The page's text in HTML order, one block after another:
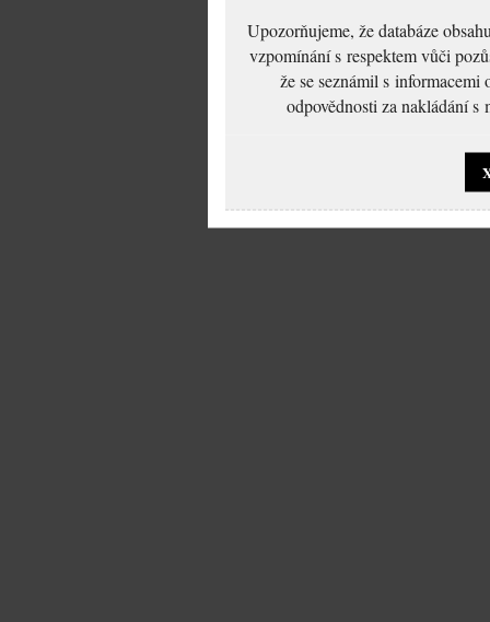
Upozorňujeme, že databáze
vzpomínání s respektem vůči
že se seznámil s
odpovědnosti za nakládání